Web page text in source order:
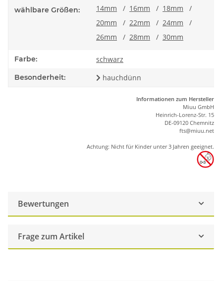
wählbare Größen: 14mm / 16mm / 18mm
/
20mm
/ 22mm / 24mm
/
26mm
/ 28mm / 30mm
Farbe: schwarz
Besonderheit: hauchdünn
Informationen zum Hersteller
Miuu GmbH
Heinrich-Lorenz-Str. 15
DE-09120 Chemnitz
fts@miuu.net
Achtung: Nicht für Kinder unter 3 Jahren geeignet.
Bewertungen
Frage zum Artikel